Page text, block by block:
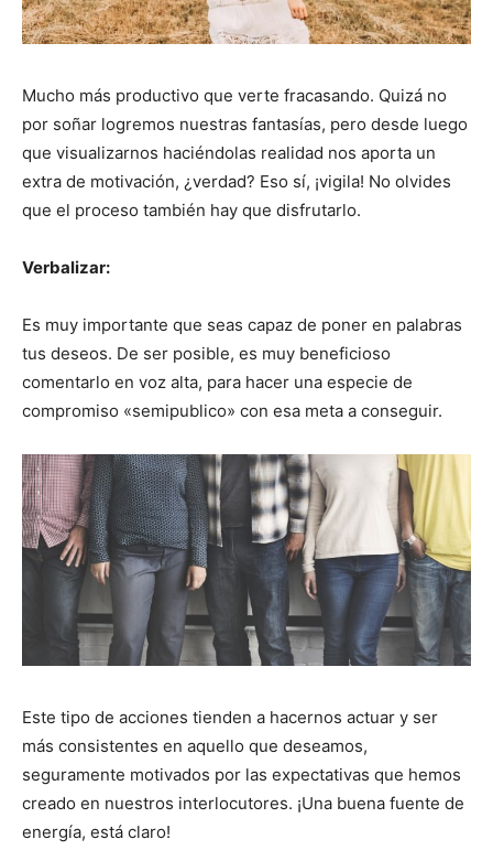
Mucho más productivo que verte fracasando. Quizá no
por soñar logremos nuestras fantasías, pero desde luego
que visualizarnos haciéndolas realidad nos aporta un
extra de motivación, ¿verdad? Eso sí, ¡vigila! No olvides
que el proceso también hay que disfrutarlo.
Verbalizar:
Es muy importante que seas capaz de poner en palabras
tus deseos. De ser posible, es muy beneficioso
comentarlo en voz alta, para hacer una especie de
compromiso «semipublico» con esa meta a conseguir.
Este tipo de acciones tienden a hacernos actuar y ser
más consistentes en aquello que deseamos,
seguramente motivados por las expectativas que hemos
creado en nuestros interlocutores. ¡Una buena fuente de
energía, está claro!